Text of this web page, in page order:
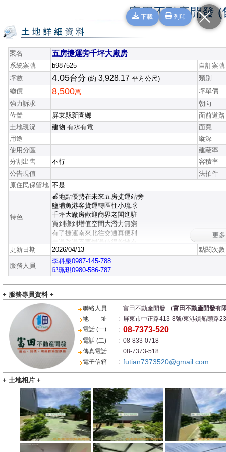
富田不動產開發 (
案名 五房捷運旁千坪大廠房
系統案號 b987525
自訂案號
坪數
4.05台分 (約 3,928.17 平方公尺)
類別
總價
8,500萬
坪單價
強力訴求
朝向
位置
屏東縣新園鄉
面前道路
土地現況
建物.有水有電
面寬
用途
縱深
使用分區
建蔽率
分割出售
不行
容積率
公告現值
法拍件
原住民保留地 不是
特色
🍎地點優勢在未來五房捷運站旁
鹽埔魚港客貨運轉區往小琉球
千坪大廠房歡迎商界老闆進駐
買到賺到增值空間大潛力無窮
有了捷運南來北往交通真便利
走過路過不要錯過值得您擁有
☆您的信任將是我最大的鼓勵☆
★只要您出價,幫您談個甜甜價★
來電請告知物件編號以便幫您查詢~謝謝！
更
更新日期
2026/04/13 點閱次數
服務人員
李科泉0987-145-788
邱珮琪0980-586-787
+ 服務專員資料 +
聯絡人員 : 富田不動產開發
（富田不動產開發有
地 址
: 屏東市中正路413-8號/東港鎮船頭路
電話 (一)
: 08-7373-520
電話 (二) : 08-833-0718
傳真電話
: 08-7373-518
電子信箱
: futian7373520@gmail.com
+ 土地相片 +
列印
下載